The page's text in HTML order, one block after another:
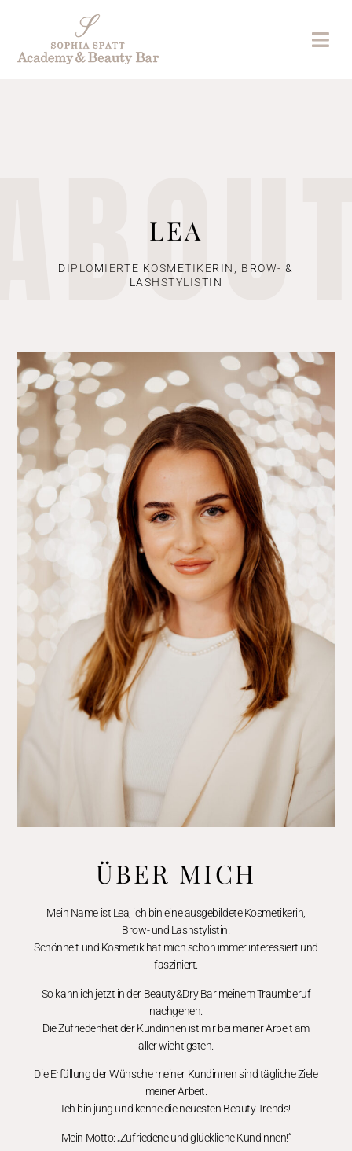
LEA
DIPLOMIERTE KOSMETIKERIN, BROW- &
LASHSTYLISTIN
ÜBER MICH
Mein Name ist Lea, ich bin eine ausgebildete Kosmetikerin,
Brow- und Lashstylistin.
Schönheit und Kosmetik hat mich schon immer interessiert und
fasziniert.
So kann ich jetzt in der Beauty&Dry Bar meinem Traumberuf
nachgehen.
Die Zufriedenheit der Kundinnen ist mir bei meiner Arbeit am
aller wichtigsten.
Die Erfüllung der Wünsche meiner Kundinnen sind tägliche Ziele
meiner Arbeit.
Ich bin jung und kenne die neuesten Beauty Trends!
Mein Motto: „Zufriedene und glückliche Kundinnen!“